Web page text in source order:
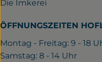
Die Imkerei
ÖFFNUNGSZEITEN
Montag - Freitag: 9 - 18
Samstag: 8 - 14 Uhr